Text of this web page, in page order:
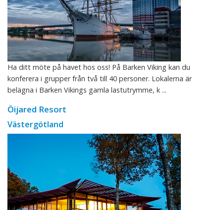
Ha ditt möte på havet hos oss! På Barken Viking kan du
konferera i grupper från två till 40 personer. Lokalerna är
belägna i Barken Vikings gamla lastutrymme, k ...
Öijared Resort
Västergötland